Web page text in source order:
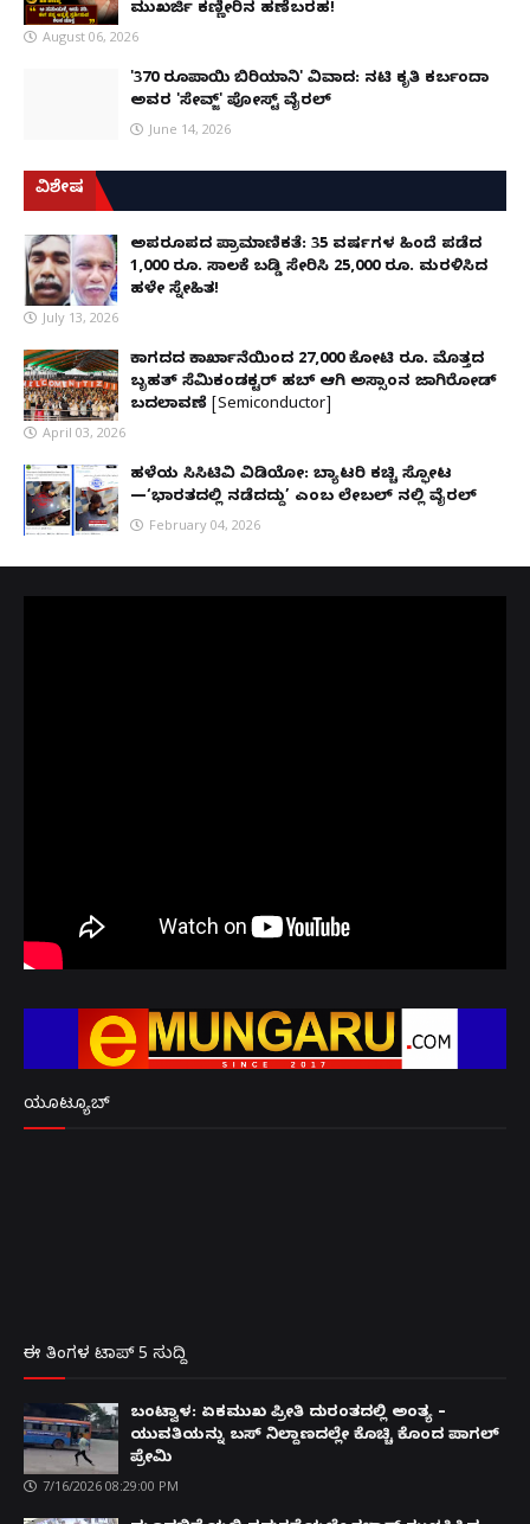
ಮುಖರ್ಜಿ ಕಣ್ಣೀರಿನ ಹಣೆಬರಹ!
August 06, 2026
'370 ರೂಪಾಯಿ ಬಿರಿಯಾನಿ' ವಿವಾದ: ನಟಿ ಕೃತಿ ಕರ್ಬಂದಾ
ಅವರ 'ಸೇವ್ಜ್' ಪೋಸ್ಟ್ ವೈರಲ್
June 14, 2026
ವಿಶೇಷ
ಅಪರೂಪದ ಪ್ರಾಮಾಣಿಕತೆ: 35 ವರ್ಷಗಳ ಹಿಂದೆ ಪಡೆದ
1,000 ರೂ. ಸಾಲಕ್ಕೆ ಬಡ್ಡಿ ಸೇರಿಸಿ 25,000 ರೂ. ಮರಳಿಸಿದ
ಹಳೇ ಸ್ನೇಹಿತ!
July 13, 2026
ಕಾಗದದ ಕಾರ್ಖಾನೆಯಿಂದ 27,000 ಕೋಟಿ ರೂ. ಮೊತ್ತದ
ಬೃಹತ್ ಸೆಮಿಕಂಡಕ್ಟರ್ ಹಬ್ ಆಗಿ ಅಸ್ಸಾಂನ ಜಾಗಿರೋಡ್
ಬದಲಾವಣೆ [Semiconductor]
April 03, 2026
ಹಳೆಯ ಸಿಸಿಟಿವಿ ವಿಡಿಯೋ: ಬ್ಯಾಟರಿ ಕಚ್ಚಿ ಸ್ಫೋಟ
—‘ಭಾರತದಲ್ಲಿ ನಡೆದದ್ದು’ ಎಂಬ ಲೇಬಲ್ ನಲ್ಲಿ ವೈರಲ್
February 04, 2026
ಯೂಟ್ಯೂಬ್
ಈ ತಿಂಗಳ ಟಾಪ್ 5 ಸುದ್ದಿ
ಬಂಟ್ವಾಳ: ಏಕಮುಖ ಪ್ರೀತಿ ದುರಂತದಲ್ಲಿ ಅಂತ್ಯ –
ಯುವತಿಯನ್ನು ಬಸ್ ನಿಲ್ದಾಣದಲ್ಲೇ ಕೊಚ್ಚಿ ಕೊಂದ ಪಾಗಲ್
ಪ್ರೇಮಿ
7/16/2026 08:29:00 PM